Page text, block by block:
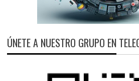
ÚNETE A NUESTRO GRUPO EN